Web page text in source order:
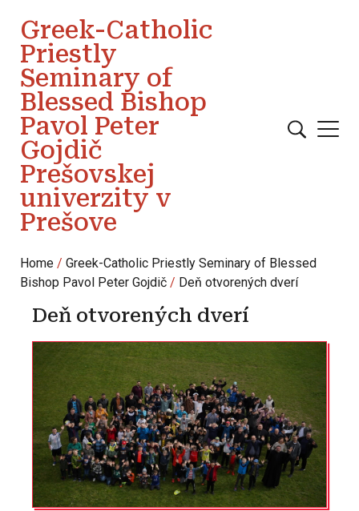
Greek-Catholic
Priestly
Seminary of
Blessed Bishop
Pavol Peter
Gojdič
Prešovskej
univerzity v
Prešove
Home
Greek-Catholic Priestly Seminary of Blessed
Bishop Pavol Peter Gojdič
Deň otvorených dverí
Deň otvorených dverí